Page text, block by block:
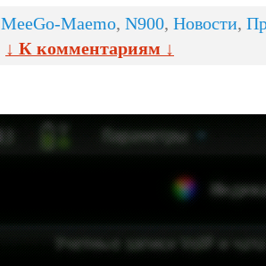
MeeGo-Maemo, N900, Новости,
↓ К комментариям ↓